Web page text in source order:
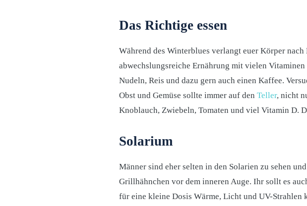
Das Richtige essen
Während des Winterblues verlangt euer Körper
abwechslungsreiche Ernährung mit vielen
Nudeln, Reis und dazu gern auch einen Kaffee.
Obst und Gemüse sollte immer auf den Teller, nicht
Knoblauch, Zwiebeln, Tomaten und viel Vitamin D.
Solarium
Männer sind eher selten in den Solarien zu sehen
Grillhähnchen vor dem inneren Auge. Ihr sollt es
für eine kleine Dosis Wärme, Licht und UV-Strahlen